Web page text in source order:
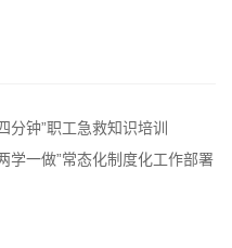
分钟”职工急救知识培训
学一做”常态化制度化工作部署